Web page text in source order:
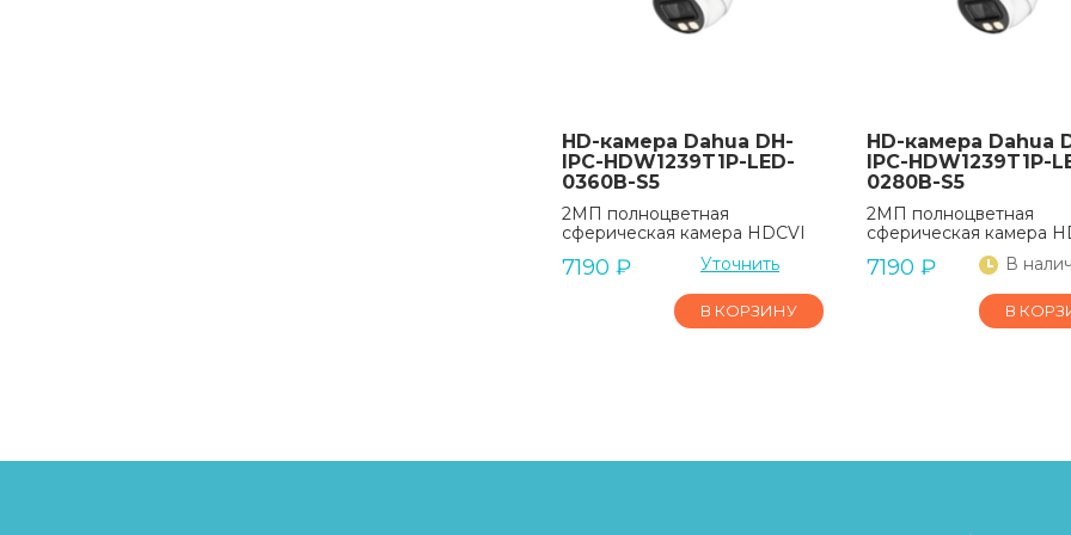
HD-камера Dahua DH-
IPC-HDW1239T1P-LED-
0360B-S5
2МП полноцветная
сферическая камера HDCVI
7190 ₽ Уточнить
В КОРЗИНУ
HD-камера Dahua
IPC-HDW1239T1P-
0280B-S5
2МП полноцветная
сферическая камера
7190 ₽ В
В